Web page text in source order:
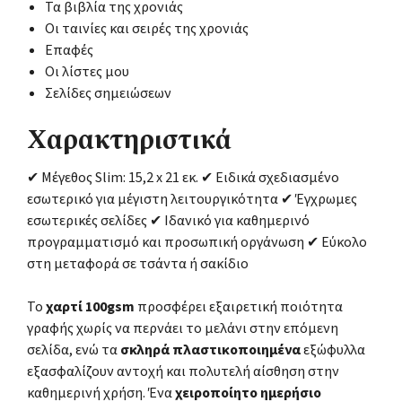
Τα βιβλία της χρονιάς
Οι ταινίες και σειρές της χρονιάς
Επαφές
Οι λίστες μου
Σελίδες σημειώσεων
Χαρακτηριστικά
✔ Μέγεθος Slim: 15,2 x 21 εκ. ✔ Ειδικά σχεδιασμένο
εσωτερικό για μέγιστη λειτουργικότητα ✔ Έγχρωμες
εσωτερικές σελίδες ✔ Ιδανικό για καθημερινό
προγραμματισμό και προσωπική οργάνωση ✔ Εύκολο
στη μεταφορά σε τσάντα ή σακίδιο
Τοχαρτί 100gsm προσφέρει εξαιρετική ποιότητα
γραφής χωρίς να περνάει το μελάνι στην επόμενη
σελίδα, ενώ τασκληρά πλαστικοποιημέναεξώφυλλα
εξασφαλίζουν αντοχή και πολυτελή αίσθηση στην
καθημερινή χρήση. Έναχειροποίητο ημερήσιο